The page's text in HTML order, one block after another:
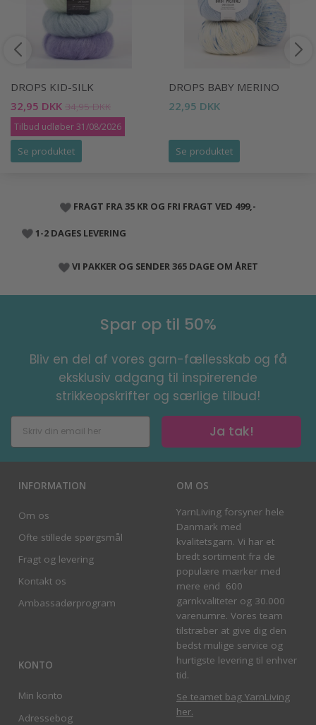
DROPS KID-SILK
32,95 DKK 34,95 DKK
Tilbud udløber 31/08/2026
Se produktet
DROPS BABY MERINO
22,95 DKK
Se produktet
FRAGT FRA 35 KR OG FRI FRAGT VED 499,-
1-2 DAGES LEVERING
VI PAKKER OG SENDER 365 DAGE OM ÅRET
Spar op til 50%
Bliv en del af vores garn-fællesskab og få
eksklusiv adgang til inspirerende
strikkeopskrifter og særlige tilbud!
Ja tak!
INFORMATION
Om os
Ofte stillede spørgsmål
Fragt og levering
Kontakt os
Ambassadørprogram
KONTO
Min konto
Adressebog
OM OS
YarnLiving forsyner hele
Danmark med
kvalitetsgarn. Vi har et
bredt sortiment fra de
populære mærker med
mere end 600
garnkvaliteter og 30.000
varenumre. Vores team
tilstræber at give dig den
bedst mulige service og
hurtigste levering til enhver
tid.
Se teamet bag YarnLiving
her.